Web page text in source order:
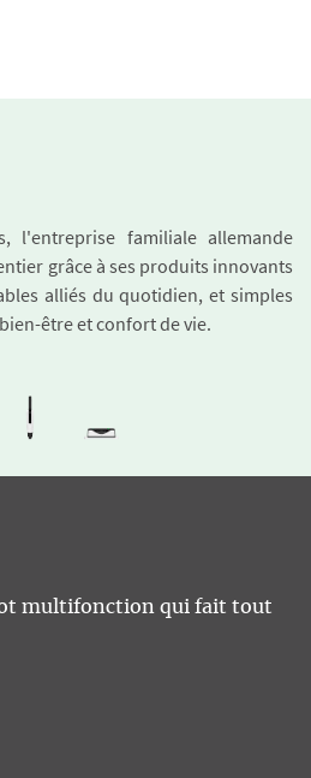
l'entreprise familiale allemande
grâce à ses produits innovants
alliés du quotidien, et simples
être et confort de vie.
multifonction qui fait tout